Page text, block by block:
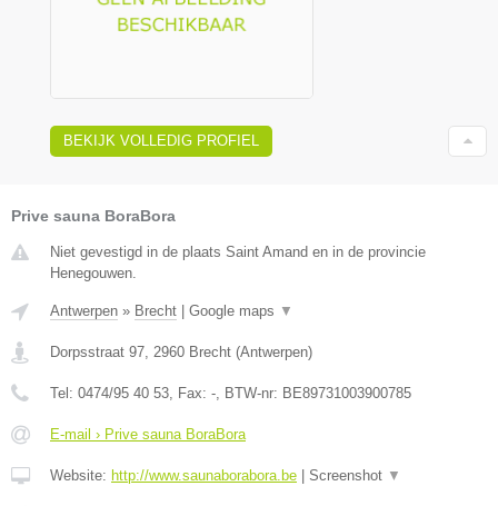
BEKIJK VOLLEDIG PROFIEL
Prive sauna BoraBora
Niet gevestigd in de plaats Saint Amand en in de provincie
Henegouwen.
Antwerpen » Brecht Google maps ▼
Dorpsstraat 97, 2960 Brecht (Antwerpen)
Tel: 0474/95 40 53, Fax: -, BTW-nr: BE89731003900785
E-mail › Prive sauna BoraBora
Website: http://www.saunaborabora.be Screenshot ▼